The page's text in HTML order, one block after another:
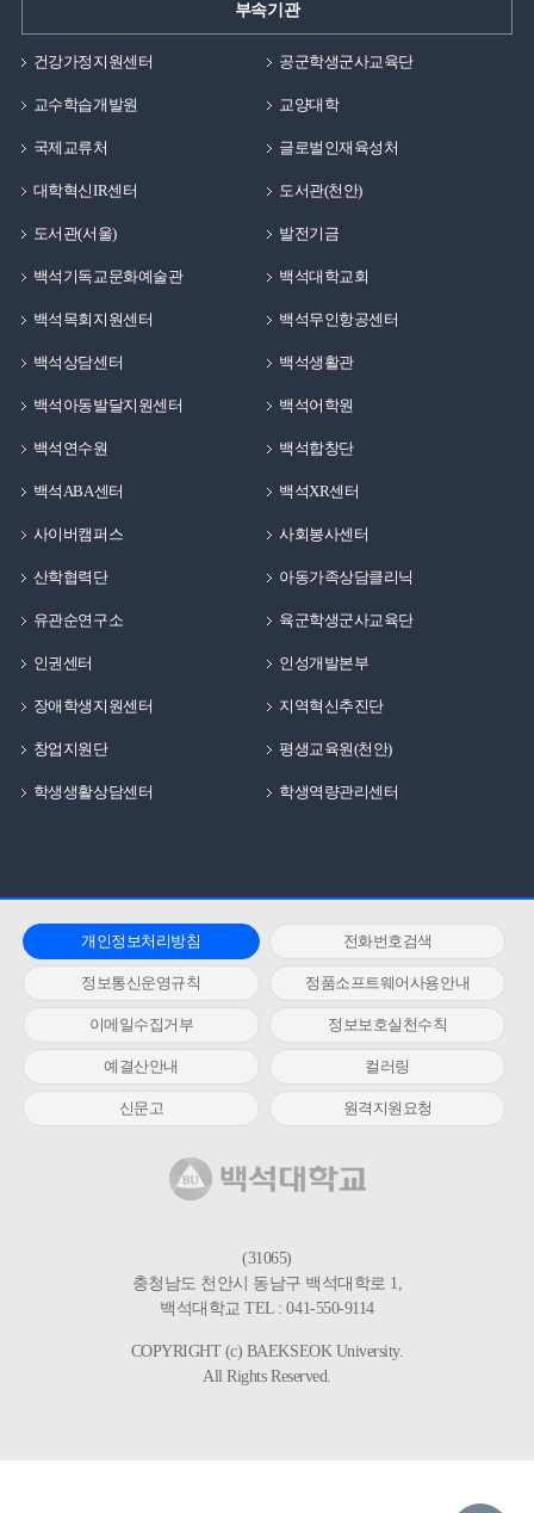
부속기관
건강가정지원센터 공군학생군사교육단
교수학습개발원 교양대학
국제교류처 글로벌인재육성처
대학혁신IR센터 도서관(천안)
도서관(서울) 발전기금
백석기독교문화예술관 백석대학교회
백석목회지원센터 백석무인항공센터
백석상담센터 백석생활관
백석아동발달지원센터 백석어학원
백석연수원 백석합창단
백석ABA센터 백석XR센터
사이버캠퍼스 사회봉사센터
산학협력단 아동가족상담클리닉
유관순연구소 육군학생군사교육단
인권센터 인성개발본부
장애학생지원센터 지역혁신추진단
창업지원단 평생교육원(천안)
학생생활상담센터 학생역량관리센터
개인정보처리방침 전화번호검색
정보통신운영규칙 정품소프트웨어사용안내
이메일수집거부 정보보호실천수칙
예결산안내 컬러링
신문고 원격지원요청
(31065)
충청남도 천안시 동남구 백석대학로 1,
백석대학교 TEL : 041-550-9114
COPYRIGHT (c) BAEKSEOK University.
All Rights Reserved.